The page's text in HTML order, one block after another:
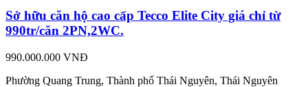
Sở hữu căn hộ cao cấp Tecco Elite City giá chỉ từ
990tr/căn 2PN,2WC.
990.000.000 VNĐ
Phường Quang Trung, Thành phố Thái Nguyên, Thái Nguyên